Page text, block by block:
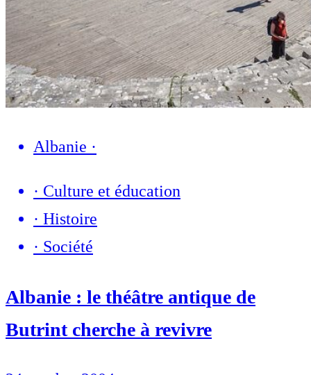
Albanie ·
· Culture et éducation
· Histoire
· Société
Albanie : le théâtre antique de
Butrint cherche à revivre